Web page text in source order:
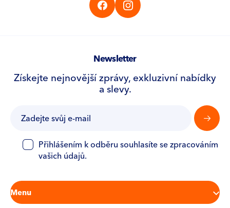
Menu
Newsletter
Získejte nejnovější zprávy, exkluzivní nabídky
a slevy.
Přihlášením k odběru souhlasíte se zpracováním
vašich údajů.